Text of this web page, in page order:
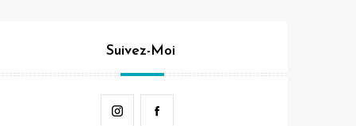
Suivez-Moi
Instagram